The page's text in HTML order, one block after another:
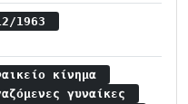
1963
κίνημα
γυναίκες